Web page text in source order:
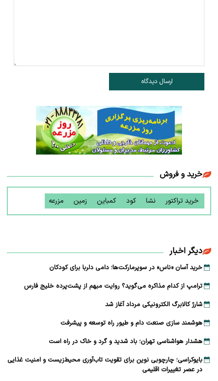
ارسال دیدگاه
خرید و فروش
خرید تراکتور نشا کود کمباین زمین مزرعه
دیگر اخبار
خرید آسان «ناس» در سوپرمارکت‌ها؛ دامی دلربا برای کودکان
ترامپ از کدام مذاکره می‌گوید؟ روایت مبهم از پشت‌پرده خلیج فارس
شارژ کالابرگ الکترونیکی مرداد آغاز شد
هوشمند سازی صنعت دام و طیور راه توسعه و پیشرفت
هشدار هواشناسی تهران؛ باد شدید و گرد و خاک در راه است
بایوکراسی؛ چارچوبی نوین برای تقویت تاب‌آوری محیط‌زیست و امنیت غذایی
در عصر تغییرات اقلیمی